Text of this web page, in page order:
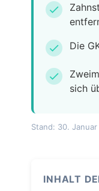
check
check Die
check
sich
Stand: 30.
INHALT